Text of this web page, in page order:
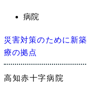
災害対策のために新
療の拠点
病院
高知赤十字病院